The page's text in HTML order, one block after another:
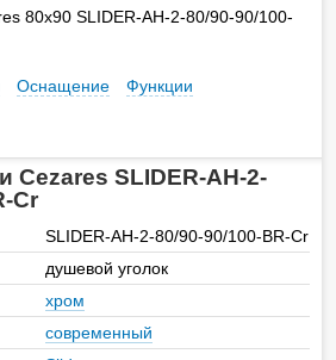
80х90 SLIDER-AH-2-80/90-90/100-
Оснащение Функции
Cezares SLIDER-AH-2-
Cr
SLIDER-AH-2-80/90-90/100-BR-Cr
душевой уголок
хром
современный